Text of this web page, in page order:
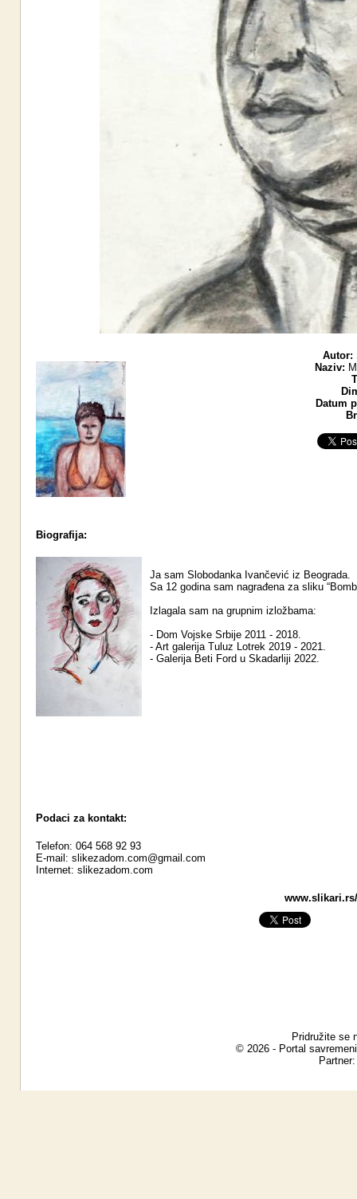
Autor:
Naziv:
Datum
Biografija:
Ja sam Slobodanka Ivančević iz Beograda.
Sa 12 godina sam nagrađena za sliku
Izlagala sam na grupnim izložbama:
- Dom Vojske Srbije 2011 - 2018.
- Art galerija Tuluz Lotrek 2019 - 2021.
- Galerija Beti Ford u Skadarliji 2022.
Podaci za kontakt:
Telefon: 064 568 92 93
E-mail: slikezadom.com@gmail.com
Internet: slikezadom.com
Pridružite se
© 2026 - Portal